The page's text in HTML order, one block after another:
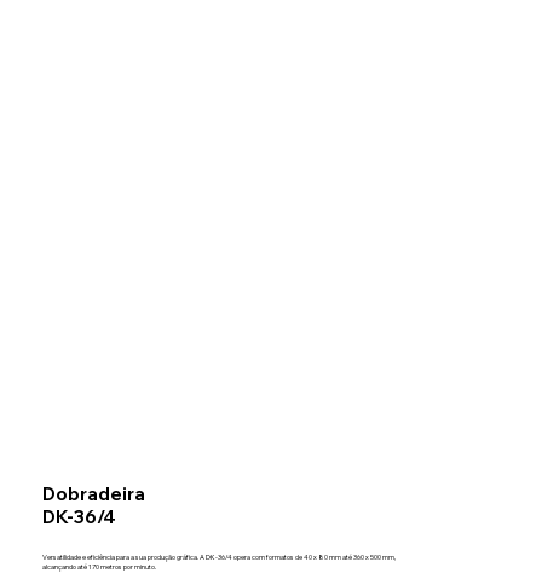
Dobradeira
DK-36/4
Versatilidade e eficiência para a sua produção gráfica. A DK-36/4 opera com formatos de 40 x 80 mm até 360 x 500 mm,
alcançando até 170 metros por minuto.